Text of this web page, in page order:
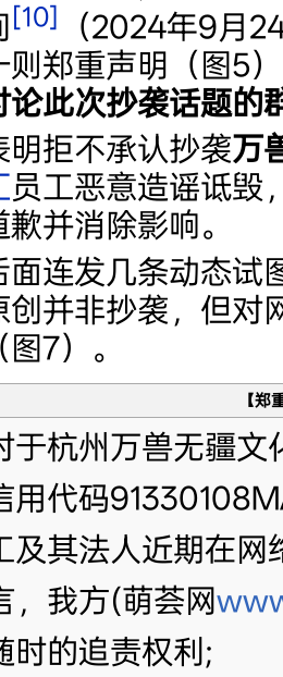
[10]
（2024年9月
则郑重声明（图5
论此次抄袭话题的
明拒不承认抄袭万
员工恶意造谣诋毁
歉并消除影响。
面连发几条动态试
创并非抄袭，但对
图7）。
【郑
于杭州万兽无疆文
用代码
及其法人近期在网
，我方(萌荟网
时的追责权利;